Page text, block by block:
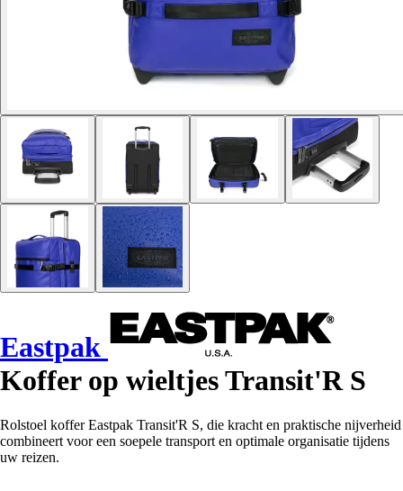
Eastpak
Koffer op wieltjes Transit'R S
Rolstoel koffer Eastpak Transit'R S, die kracht en praktische nijverheid
combineert voor een soepele transport en optimale organisatie tijdens
uw reizen.